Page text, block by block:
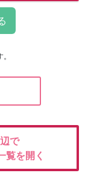
で
覧を開く